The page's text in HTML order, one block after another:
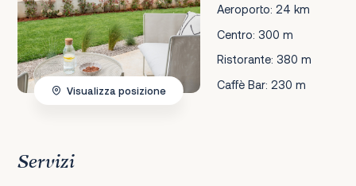
Aeroporto: 24 km
Centro: 300 m
Ristorante: 380 m
Caffè Bar: 230 m
Visualizza posizione
Servizi